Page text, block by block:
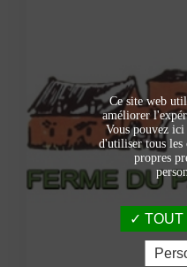
Ce site web
améliorer
Vous pouvez
d'utiliser tous les
propres
TOUT